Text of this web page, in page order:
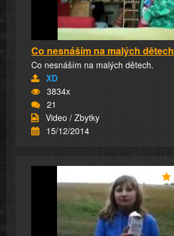
Co nesnáším na malých dětech
Co nesnáším na malých dětech.
XD
3834x
21
Video / Zbytky
15/12/2014